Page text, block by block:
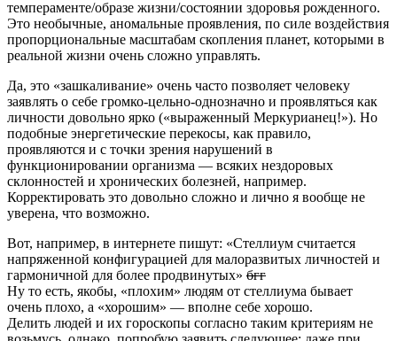
темпераменте/образе жизни/состоянии здоровья рожденного.
Это необычные, аномальные проявления, по силе воздействия
пропорциональные масштабам скопления планет, которыми в
реальной жизни очень сложно управлять.
Да, это «зашкаливание» очень часто позволяет человеку
заявлять о себе громко-цельно-однозначно и проявляться как
личности довольно ярко («выраженный Меркурианец!»). Но
подобные энергетические перекосы, как правило,
проявляются и с точки зрения нарушений в
функционировании организма — всяких нездоровых
склонностей и хронических болезней, например.
Корректировать это довольно сложно и лично я вообще не
уверена, что возможно.
Вот, например, в интернете пишут: «Стеллиум считается
напряженной конфигурацией для малоразвитых личностей и
гармоничной для более продвинутых» бгг
Ну то есть, якобы, «плохим» людям от стеллиума бывает
очень плохо, а «хорошим» — вполне себе хорошо.
Делить людей и их гороскопы согласно таким критериям не